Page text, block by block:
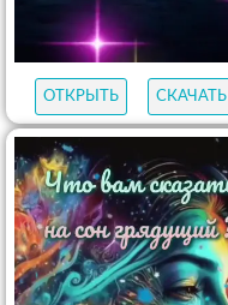
ОТКРЫТЬ СКАЧАТЬ